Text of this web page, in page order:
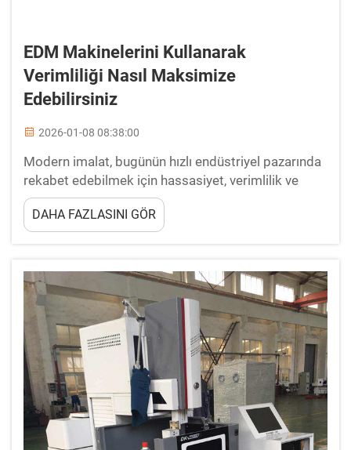
EDM Makinelerini Kullanarak
Verimliliği Nasıl Maksimize
Edebilirsiniz
2026-01-08 08:38:00
Modern imalat, bugünün hızlı endüstriyel pazarında
rekabet edebilmek için hassasiyet, verimlilik ve
güvenilirlik gerektirir. EDM makineleri, karmaşık
geometrilerin kesiminde eşsiz doğruluk sunarak
metal işleme süreçlerini kökten değiştirmiştir...
DAHA FAZLASINI GÖR